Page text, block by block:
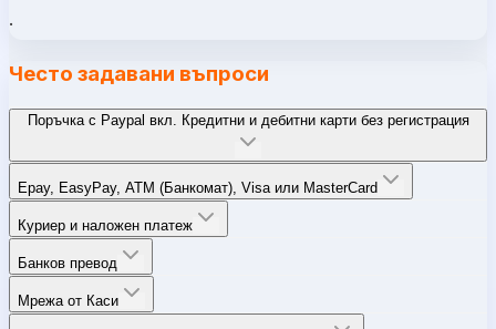
.
Често задавани въпроси
Поръчка с Paypal вкл. Кредитни и дебитни карти без регистрация
Epay, EasyPay, ATM (Банкомат), Visa или MasterCard
Куриер и наложен платеж
Банков превод
Мрежа от Каси